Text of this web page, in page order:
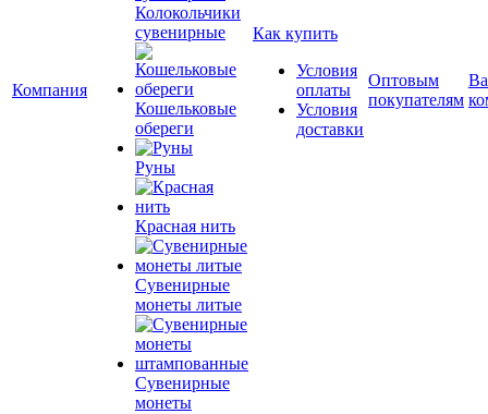
Компания
Колокольчики
сувенирные
Кошельковые
обереги
Руны
Красная нить
Сувенирные
монеты литые
Сувенирные
монеты
Как купить
Условия
оплаты
Условия
доставки
Оптовым
покупателям